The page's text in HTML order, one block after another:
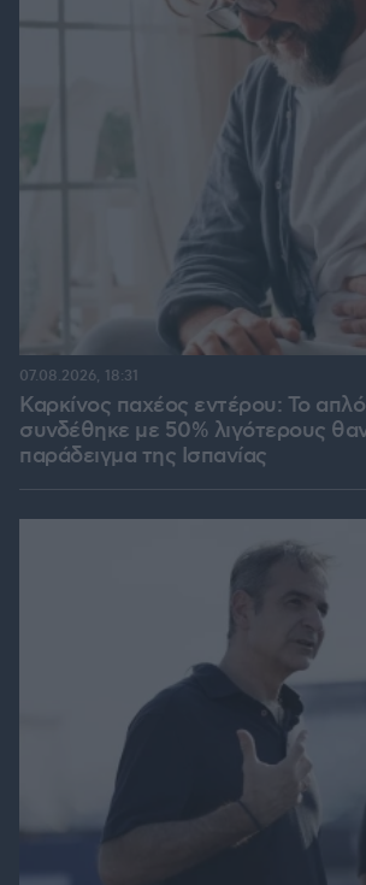
Καρκίνος παχέος εντέρου: Το
συνδέθηκε με 50% λιγότερους
παράδειγμα της Ισπανίας
07.08.2026, 18:31